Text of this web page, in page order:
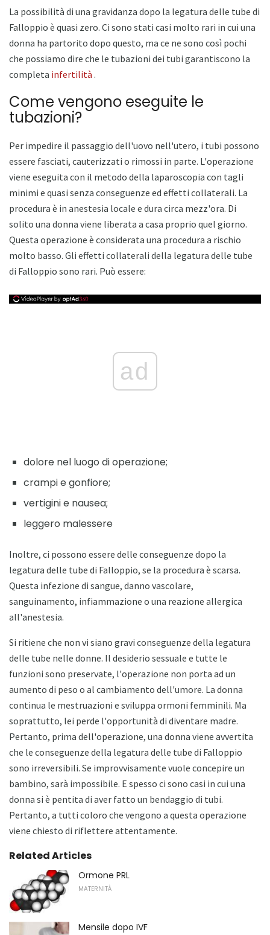
La possibilità di una gravidanza dopo la legatura delle tube di
Falloppio è quasi zero. Ci sono stati casi molto rari in cui una
donna ha partorito dopo questo, ma ce ne sono così pochi
che possiamo dire che le tubazioni dei tubi garantiscono la
completa infertilità .
Come vengono eseguite le
tubazioni?
Per impedire il passaggio dell'uovo nell'utero, i tubi possono
essere fasciati, cauterizzati o rimossi in parte. L'operazione
viene eseguita con il metodo della laparoscopia con tagli
minimi e quasi senza conseguenze ed effetti collaterali. La
procedura è in anestesia locale e dura circa mezz'ora. Di
solito una donna viene liberata a casa proprio quel giorno.
Questa operazione è considerata una procedura a rischio
molto basso. Gli effetti collaterali della legatura delle tube
di Falloppio sono rari. Può essere:
ad
dolore nel luogo di operazione;
crampi e gonfiore;
vertigini e nausea;
leggero malessere
Inoltre, ci possono essere delle conseguenze dopo la
legatura delle tube di Falloppio, se la procedura è scarsa.
Questa infezione di sangue, danno vascolare,
sanguinamento, infiammazione o una reazione allergica
all'anestesia.
Si ritiene che non vi siano gravi conseguenze della legatura
delle tube nelle donne. Il desiderio sessuale e tutte le
funzioni sono preservate, l'operazione non porta ad un
aumento di peso o al cambiamento dell'umore. La donna
continua le mestruazioni e sviluppa ormoni femminili. Ma
soprattutto, lei perde l'opportunità di diventare madre.
Pertanto, prima dell'operazione, una donna viene avvertita
che le conseguenze della legatura delle tube di Falloppio
sono irreversibili. Se improvvisamente vuole concepire un
bambino, sarà impossibile. E spesso ci sono casi in cui una
donna si è pentita di aver fatto un bendaggio di tubi.
Pertanto, a tutti coloro che vengono a questa operazione
viene chiesto di riflettere attentamente.
Related Articles
Ormone PRL
MATERNITÀ
Mensile dopo IVF